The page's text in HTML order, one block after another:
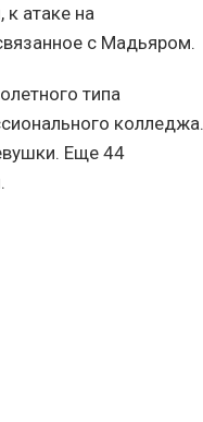
атаке на
с Мадьяром.
типа
колледжа.
Еще 44